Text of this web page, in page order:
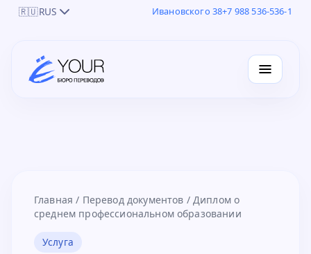
🇷🇺RUS Ивановского 38+7 988 536-536-1
Главная / Перевод документов / Диплом о
среднем профессиональном образовании
Услуга